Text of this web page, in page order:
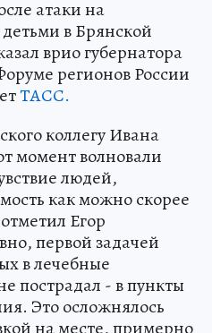
атаки на
детьми в Брянской
врио губернатора
регионов России
ТАСС.
коллегу Ивана
момент волновали
людей,
как можно скорее
Егор
первой задачей
в лечебные
пострадал - в пункты
Это осложнялось
на месте, примерно